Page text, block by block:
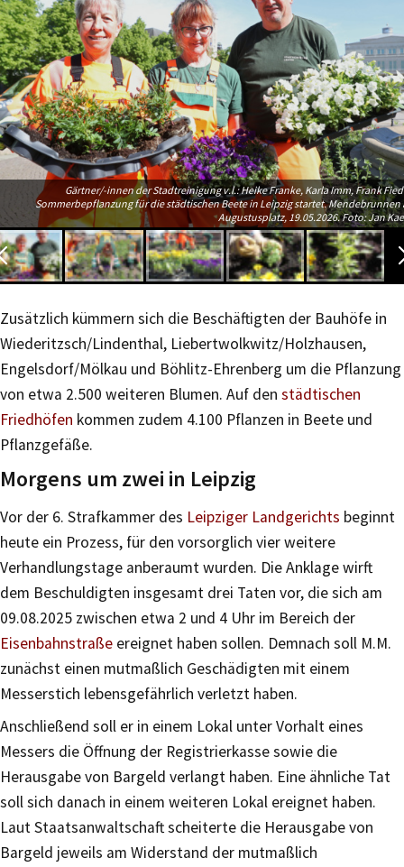
Gärtner/-innen der Stadtreinigung v.l.: Heike Franke, Karla Imm, Frank
Sommerbepflanzung für die städtischen Beete in Leipzig startet. Mendebrunnen
Augustusplatz, 19.05.2026. Foto: Jan
Zusätzlich kümmern sich die Beschäftigten der Bauhöfe in
Wiederitzsch/Lindenthal, Liebertwolkwitz/Holzhausen,
Engelsdorf/Mölkau und Böhlitz-Ehrenberg um die Pflanzung
von etwa 2.500 weiteren Blumen. Auf den städtischen
Friedhöfen kommen zudem 4.100 Pflanzen in Beete und
Pflanzgefäße.
Morgens um zwei in Leipzig
Vor der 6. Strafkammer des Leipziger Landgerichts beginnt
heute ein Prozess, für den vorsorglich vier weitere
Verhandlungstage anberaumt wurden. Die Anklage wirft
dem Beschuldigten insgesamt drei Taten vor, die sich am
09.08.2025 zwischen etwa 2 und 4 Uhr im Bereich der
Eisenbahnstraße ereignet haben sollen. Demnach soll M.M.
zunächst einen mutmaßlich Geschädigten mit einem
Messerstich lebensgefährlich verletzt haben.
Anschließend soll er in einem Lokal unter Vorhalt eines
Messers die Öffnung der Registrierkasse sowie die
Herausgabe von Bargeld verlangt haben. Eine ähnliche Tat
soll sich danach in einem weiteren Lokal ereignet haben.
Laut Staatsanwaltschaft scheiterte die Herausgabe von
Bargeld jeweils am Widerstand der mutmaßlich